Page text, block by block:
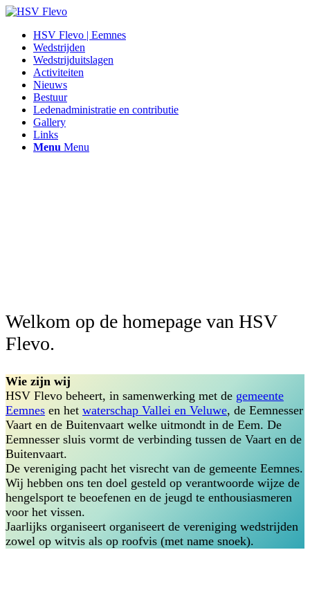
HSV Flevo | Eemnes
Wedstrijden
Wedstrijduitslagen
Activiteiten
Nieuws
Bestuur
Ledenadministratie en contributie
Gallery
Links
Menu Menu
Welkom op de homepage van HSV
Flevo.
Wie zijn wij
HSV Flevo beheert, in samenwerking met de gemeente
Eemnes en het waterschap Vallei en Veluwe, de Eemnesser
Vaart en de Buitenvaart welke uitmondt in de Eem. De
Eemnesser sluis vormt de verbinding tussen de Vaart en de
Buitenvaart.
De vereniging pacht het visrecht van de gemeente Eemnes.
Wij hebben ons ten doel gesteld op verantwoorde wijze de
hengelsport te beoefenen en de jeugd te enthousiasmeren
voor het vissen.
Jaarlijks organiseert organiseert de vereniging wedstrijden
zowel op witvis als op roofvis (met name snoek).